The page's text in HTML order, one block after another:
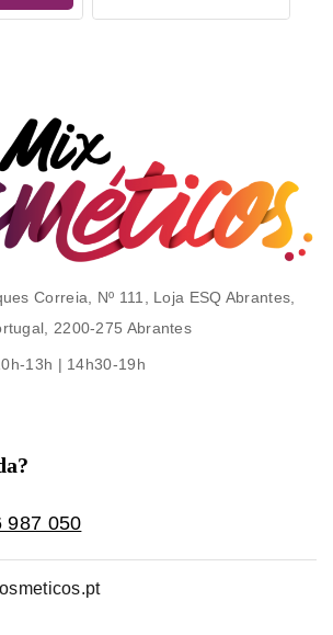
Correia, Nº 111, Loja ESQ Abrantes,
2200-275 Abrantes
13h | 14h30-19h
987 050